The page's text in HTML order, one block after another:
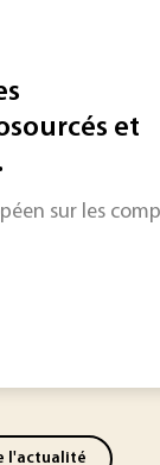
et
sur les
l'actualité